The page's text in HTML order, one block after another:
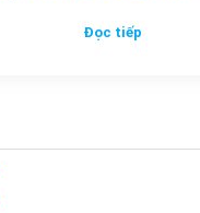
Đọc tiếp